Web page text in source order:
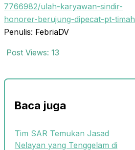
7766982/ulah-karyawan-sindir-
honorer-berujung-dipecat-pt-timah
Penulis: FebriaDV
Post Views: 13
Baca juga
Tim SAR Temukan Jasad
Nelayan yang Tenggelam di